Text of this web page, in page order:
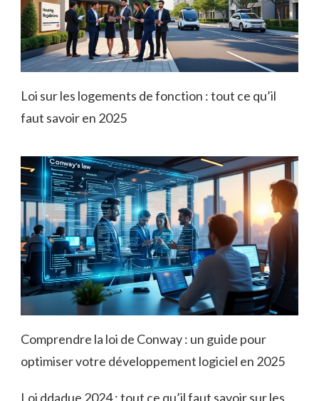
Loi sur les logements de fonction : tout ce qu’il
faut savoir en 2025
Comprendre la loi de Conway : un guide pour
optimiser votre développement logiciel en 2025
Loi ddadue 2024 : tout ce qu’il faut savoir sur les